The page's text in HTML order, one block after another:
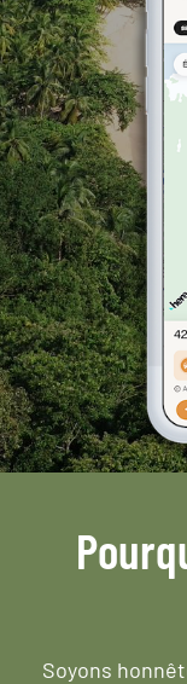
Soyons